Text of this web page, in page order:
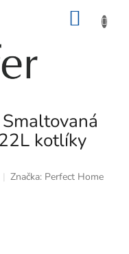
kotlíky
Značka: Perfect Home